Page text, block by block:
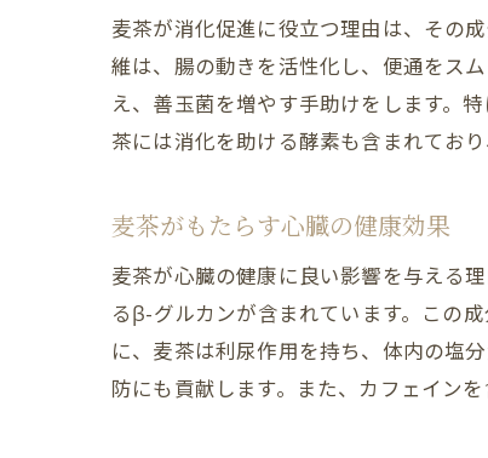
麦茶が消化促進に役立つ理由は、その
維は、腸の動きを活性化し、便通をス
え、善玉菌を増やす手助けをします。
茶には消化を助ける酵素も含まれてお
麦茶がもたらす心臓の健康効果
麦茶が心臓の健康に良い影響を与える
るβ-グルカンが含まれています。この
に、麦茶は利尿作用を持ち、体内の塩
防にも貢献します。また、カフェイン